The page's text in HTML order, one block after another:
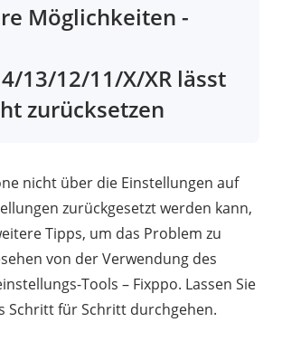
Möglichkeiten -
13/12/11/X/XR lässt
zurücksetzen
nicht über die Einstellungen auf
zurückgesetzt werden kann,
Tipps, um das Problem zu
von der Verwendung des
Tools – Fixppo. Lassen Sie
Schritt für Schritt durchgehen.